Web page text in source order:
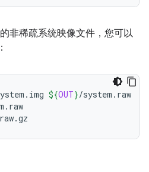
非稀疏系统映像文件，您可以
${OUT}/system.raw